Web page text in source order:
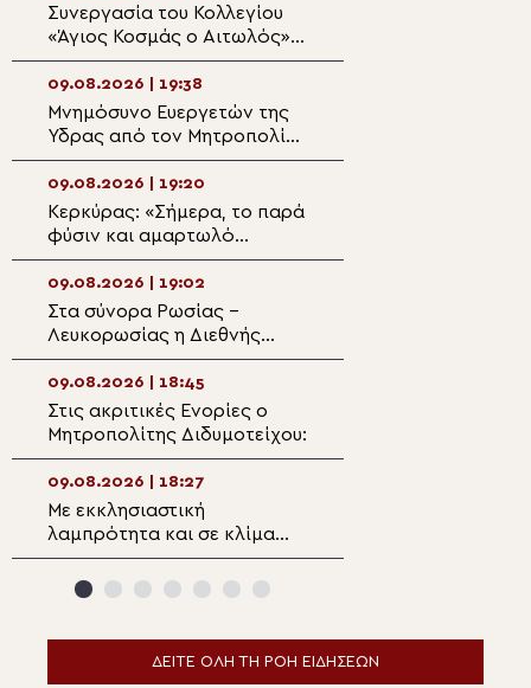
Συνεργασία του Κολλεγίου
«Άγιος Κοσμάς ο Αιτωλός»
με το Πρόγραμμα Ελληνικών
Σπουδών του Πανεπιστημίου
La Trobe
09.08.2026 | 19:38
Μνημόσυνο Ευεργετών της
Ύδρας από τον Μητροπολίτη
Εφραίμ
09.08.2026 | 19:20
Κερκύρας: «Σήμερα, το παρά
φύσιν και αμαρτωλό
ονομάστηκε φυσική ζωή»
09.08.2026 | 19:02
Στα σύνορα Ρωσίας –
Λευκορωσίας η Διεθνής
Προσκυνηματική Πορεία της
Παναγίας Οδηγήτριας
09.08.2026 | 18:45
Στις ακριτικές Ενορίες ο
Μητροπολίτης Διδυμοτείχου:
09.08.2026 | 18:27
Με εκκλησιαστική
λαμπρότητα και σε κλίμα
βαθιάς συγκίνησης το ετήσιο
Μνημόσυνο του Αοιδίμου
ΔΕΙΤΕ ΟΛΗ ΤΗ ΡΟΗ ΕΙΔΗΣΕΩΝ